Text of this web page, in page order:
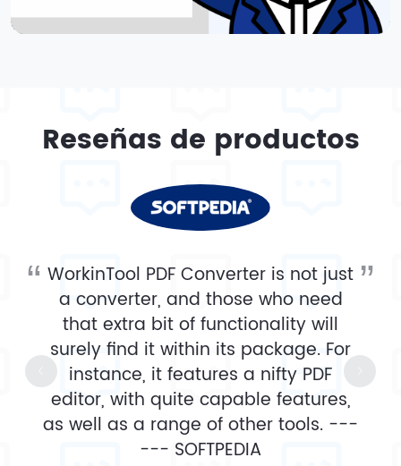
Reseñas de productos
WorkinTool PDF Converter is not just
a converter, and those who need
that extra bit of functionality will
surely find it within its package. For
instance, it features a nifty PDF
editor, with quite capable features,
as well as a range of other tools. ---
--- SOFTPEDIA